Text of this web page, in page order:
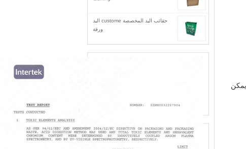
حقائب اليد المخصصة custome اليد
ورقة